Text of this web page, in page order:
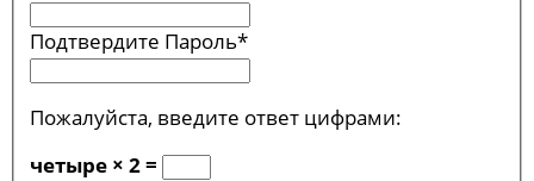
Подтвердите Пароль*
Пожалуйста, введите ответ цифрами:
четыре × 2 =